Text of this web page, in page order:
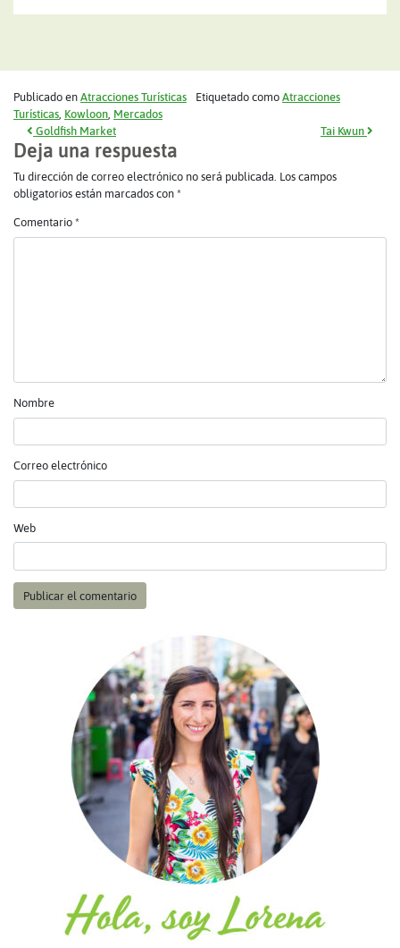
Publicado en Atracciones Turísticas Etiquetado como Atracciones
Turísticas Kowloon Mercados
Navegación de entradas
Goldfish Market Tai Kwun
Deja una respuesta
Tu dirección de correo electrónico no será publicada. Los campos
obligatorios están marcados con *
Comentario *
Nombre
Correo electrónico
Web